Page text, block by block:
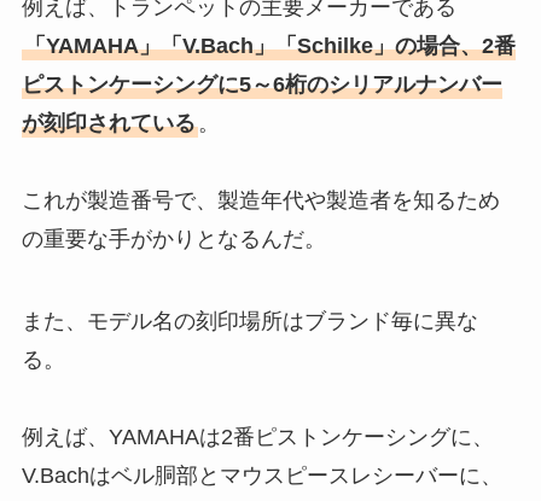
例えば、トランペットの主要メーカーである
「YAMAHA」「V.Bach」「Schilke」の場合、2番
ピストンケーシングに5～6桁のシリアルナンバー
が刻印されている。
これが製造番号で、製造年代や製造者を知るため
の重要な手がかりとなるんだ。
また、モデル名の刻印場所はブランド毎に異な
る。
例えば、YAMAHAは2番ピストンケーシングに、
V.Bachはベル胴部とマウスピースレシーバーに、